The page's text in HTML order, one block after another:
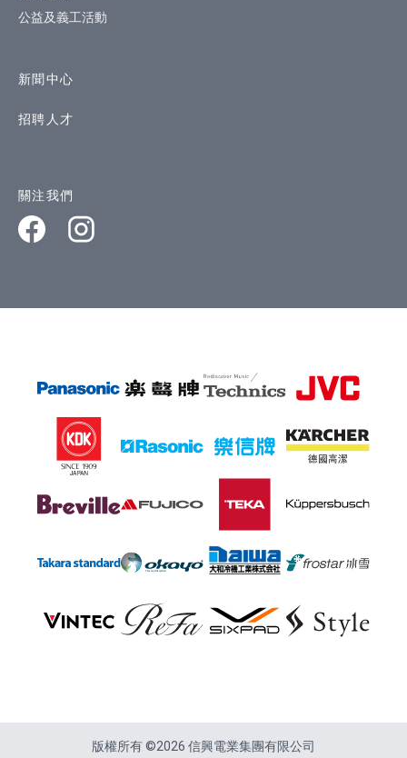
公益及義工活動
新聞中心
招聘人才
關注我們
版權所有 ©2026 信興電業集團有限公司